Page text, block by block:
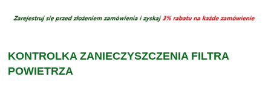
KONTROLKA ZANIECZYSZCZENIA FILTRA
POWIETRZA